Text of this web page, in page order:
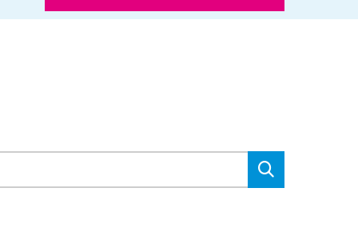
ショップ 販売店舗